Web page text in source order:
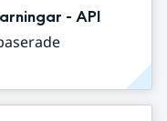
- API